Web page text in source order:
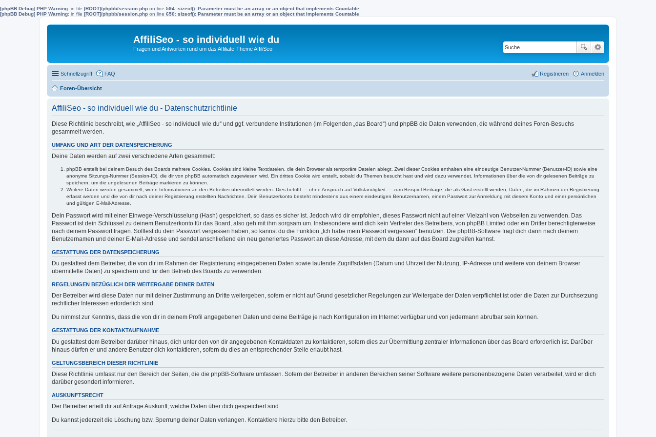
[phpBB Debug] PHP Warning: in file [ROOT]/phpbb/session.php on line 594: sizeof(): Parameter must be an array or an object that implements Countable
[phpBB Debug] PHP Warning: in file [ROOT]/phpbb/session.php on line 650: sizeof(): Parameter must be an array or an object that implements Countable
AffiliSeo - so individuell wie du
Fragen und Antworten rund um das Affiliate-Theme AffiliSeo
Schnellzugriff FAQ Anmelden
Registrieren
Foren-Übersicht
AffiliSeo - so individuell wie du - Datenschutzrichtlinie
Diese Richtlinie beschreibt, wie „AffiliSeo - so individuell wie du“ und ggf. verbundene Institutionen (im Folgenden „das Board“) und phpBB die Daten verwenden, die während deines Foren-Besuchs
gesammelt werden.
UMFANG UND ART DER DATENSPEICHERUNG
Deine Daten werden auf zwei verschiedene Arten gesammelt:
phpBB erstellt bei deinem Besuch des Boards mehrere Cookies. Cookies sind kleine Textdateien, die dein Browser als temporäre Dateien ablegt. Zwei dieser Cookies enthalten eine eindeutige Benutzer-Nummer (Benutzer-ID) sowie eine
anonyme Sitzungs-Nummer (Session-ID), die dir von phpBB automatisch zugewiesen wird. Ein drittes Cookie wird erstellt, sobald du Themen besucht hast und wird dazu verwendet, Informationen über die von dir gelesenen Beiträge zu
speichern, um die ungelesenen Beiträge markieren zu können.
Weitere Daten werden gesammelt, wenn Informationen an den Betreiber übermittelt werden. Dies betrifft — ohne Anspruch auf Vollständigkeit — zum Beispiel Beiträge, die als Gast erstellt werden, Daten, die im Rahmen der Registrierung
erfasst werden und die von dir nach deiner Registrierung erstellten Nachrichten. Dein Benutzerkonto besteht mindestens aus einem eindeutigen Benutzernamen, einem Passwort zur Anmeldung mit diesem Konto und einer persönlichen
und gültigen E-Mail-Adresse.
Dein Passwort wird mit einer Einwege-Verschlüsselung (Hash) gespeichert, so dass es sicher ist. Jedoch wird dir empfohlen, dieses Passwort nicht auf einer Vielzahl von Webseiten zu verwenden. Das
Passwort ist dein Schlüssel zu deinem Benutzerkonto für das Board, also geh mit ihm sorgsam um. Insbesondere wird dich kein Vertreter des Betreibers, von phpBB Limited oder ein Dritter berechtigterweise
nach deinem Passwort fragen. Solltest du dein Passwort vergessen haben, so kannst du die Funktion „Ich habe mein Passwort vergessen“ benutzen. Die phpBB-Software fragt dich dann nach deinem
Benutzernamen und deiner E-Mail-Adresse und sendet anschließend ein neu generiertes Passwort an diese Adresse, mit dem du dann auf das Board zugreifen kannst.
GESTATTUNG DER DATENSPEICHERUNG
Du gestattest dem Betreiber, die von dir im Rahmen der Registrierung eingegebenen Daten sowie laufende Zugriffsdaten (Datum und Uhrzeit der Nutzung, IP-Adresse und weitere von deinem Browser
übermittelte Daten) zu speichern und für den Betrieb des Boards zu verwenden.
REGELUNGEN BEZÜGLICH DER WEITERGABE DEINER DATEN
Der Betreiber wird diese Daten nur mit deiner Zustimmung an Dritte weitergeben, sofern er nicht auf Grund gesetzlicher Regelungen zur Weitergabe der Daten verpflichtet ist oder die Daten zur Durchsetzung
rechtlicher Interessen erforderlich sind.
Du nimmst zur Kenntnis, dass die von dir in deinem Profil angegebenen Daten und deine Beiträge je nach Konfiguration im Internet verfügbar und von jedermann abrufbar sein können.
GESTATTUNG DER KONTAKTAUFNAHME
Du gestattest dem Betreiber darüber hinaus, dich unter den von dir angegebenen Kontaktdaten zu kontaktieren, sofern dies zur Übermittlung zentraler Informationen über das Board erforderlich ist. Darüber
hinaus dürfen er und andere Benutzer dich kontaktieren, sofern du dies an entsprechender Stelle erlaubt hast.
GELTUNGSBEREICH DIESER RICHTLINIE
Diese Richtlinie umfasst nur den Bereich der Seiten, die die phpBB-Software umfassen. Sofern der Betreiber in anderen Bereichen seiner Software weitere personenbezogene Daten verarbeitet, wird er dich
darüber gesondert informieren.
AUSKUNFTSRECHT
Der Betreiber erteilt dir auf Anfrage Auskunft, welche Daten über dich gespeichert sind.
Du kannst jederzeit die Löschung bzw. Sperrung deiner Daten verlangen. Kontaktiere hierzu bitte den Betreiber.